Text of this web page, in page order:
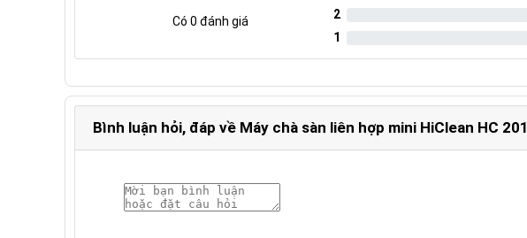
Có0 đánh giá
2
1
Bình luận hỏi, đáp về Máy chà sàn liên hợp mini HiClean HC 201